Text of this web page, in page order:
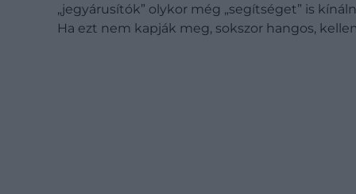
„jegyárusítók” olykor még „segítséget” is
Ha ezt nem kapják meg, sokszor hangos,